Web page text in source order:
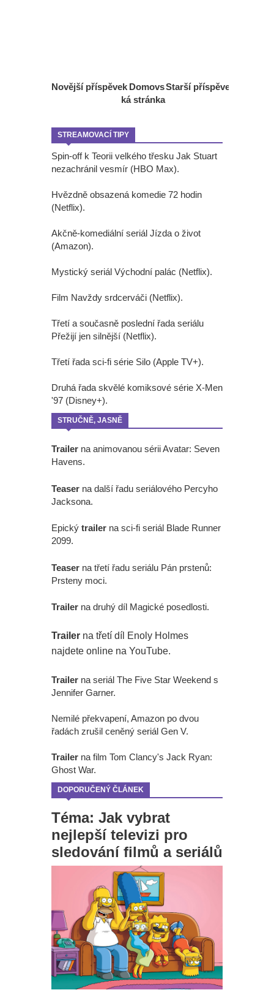
Novější příspěvek Starší příspěvek
Domovs
ká stránka
STREAMOVACÍ TIPY
Spin-off k Teorii velkého třesku Jak Stuart
nezachránil vesmír (HBO Max).
Hvězdně obsazená komedie 72 hodin
(Netflix).
Akčně-komediální seriál Jízda o život
(Amazon).
Mystický seriál Východní palác (Netflix).
Film Navždy srdcerváči (Netflix).
Třetí a současně poslední řada seriálu
Přežijí jen silnější (Netflix).
Třetí řada sci-fi série Silo (Apple TV+).
Druhá řada skvělé komiksové série X-Men
'97 (Disney+).
STRUČNĚ, JASNĚ
Trailer na animovanou sérii Avatar: Seven
Havens.
Teaser na další řadu seriálového Percyho
Jacksona.
Epický trailer na sci-fi seriál Blade Runner
2099.
Teaser na třetí řadu seriálu Pán prstenů:
Prsteny moci.
Trailer na druhý díl Magické posedlosti.
Trailer na třetí díl Enoly Holmes
najdete online na YouTube.
Trailer na seriál The Five Star Weekend s
Jennifer Garner.
Nemilé překvapení, Amazon po dvou
řadách zrušil ceněný seriál Gen V.
Trailer na film Tom Clancy's Jack Ryan:
Ghost War.
DOPORUČENÝ ČLÁNEK
Téma: Jak vybrat
nejlepší televizi pro
sledování filmů a seriálů